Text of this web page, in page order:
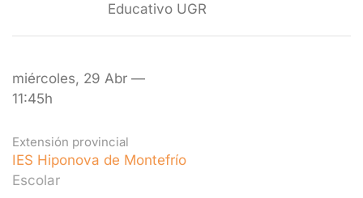
Educativo UGR
miércoles, 29 Abr —
11:45h
Extensión provincial
IES Hiponova de Montefrío
Escolar